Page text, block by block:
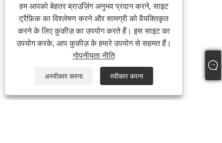
हम आपको बेहतर ब्राउज़िंग अनुभव प्रदान करने, साइट
ट्रैफ़िक का विश्लेषण करने और सामग्री को वैयक्तिकृत
करने के लिए कुकीज़ का उपयोग करते हैं। इस साइट का
उपयोग करके, आप कुकीज़ के हमारे उपयोग से सहमत हैं।
गोपनीयता नीति
अस्वीकार करना स्वीकार करना